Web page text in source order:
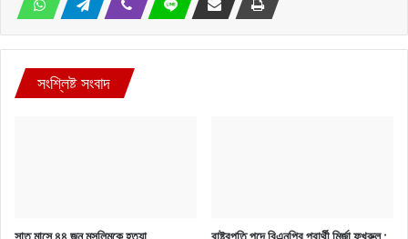
সংশ্লিষ্ট সংবাদ